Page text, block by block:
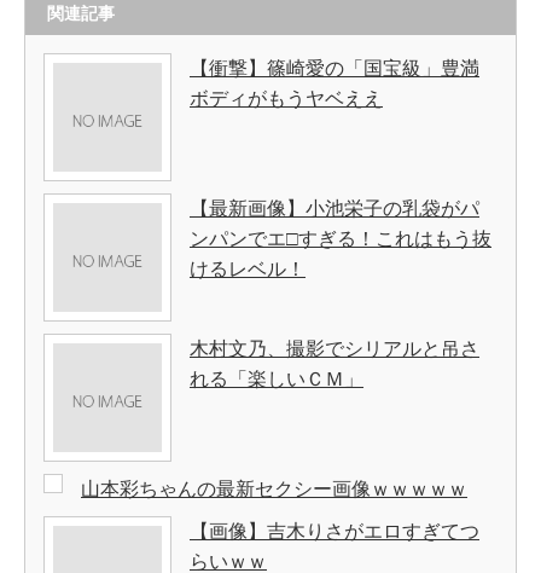
関連記事
【衝撃】篠崎愛の「国宝級」豊満
ボディがもうヤベええ
【最新画像】小池栄子の乳袋がパ
ンパンでエ□すぎる！これはもう抜
けるレベル！
木村文乃、撮影でシリアルと吊さ
れる「楽しいＣＭ」
山本彩ちゃんの最新セクシー画像ｗｗｗｗｗ
【画像】吉木りさがエロすぎてつ
らいｗｗ